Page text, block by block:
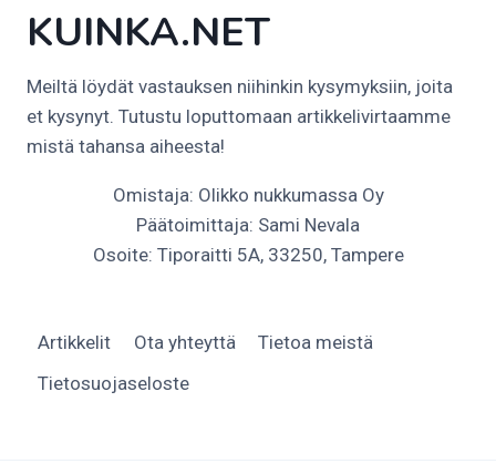
KUINKA.NET
Meiltä löydät vastauksen niihinkin kysymyksiin, joita
et kysynyt. Tutustu loputtomaan artikkelivirtaamme
mistä tahansa aiheesta!
Omistaja: Olikko nukkumassa Oy
Päätoimittaja: Sami Nevala
Osoite: Tiporaitti 5A, 33250, Tampere
Artikkelit Ota yhteyttä
Tietoa meistä
Tietosuojaseloste